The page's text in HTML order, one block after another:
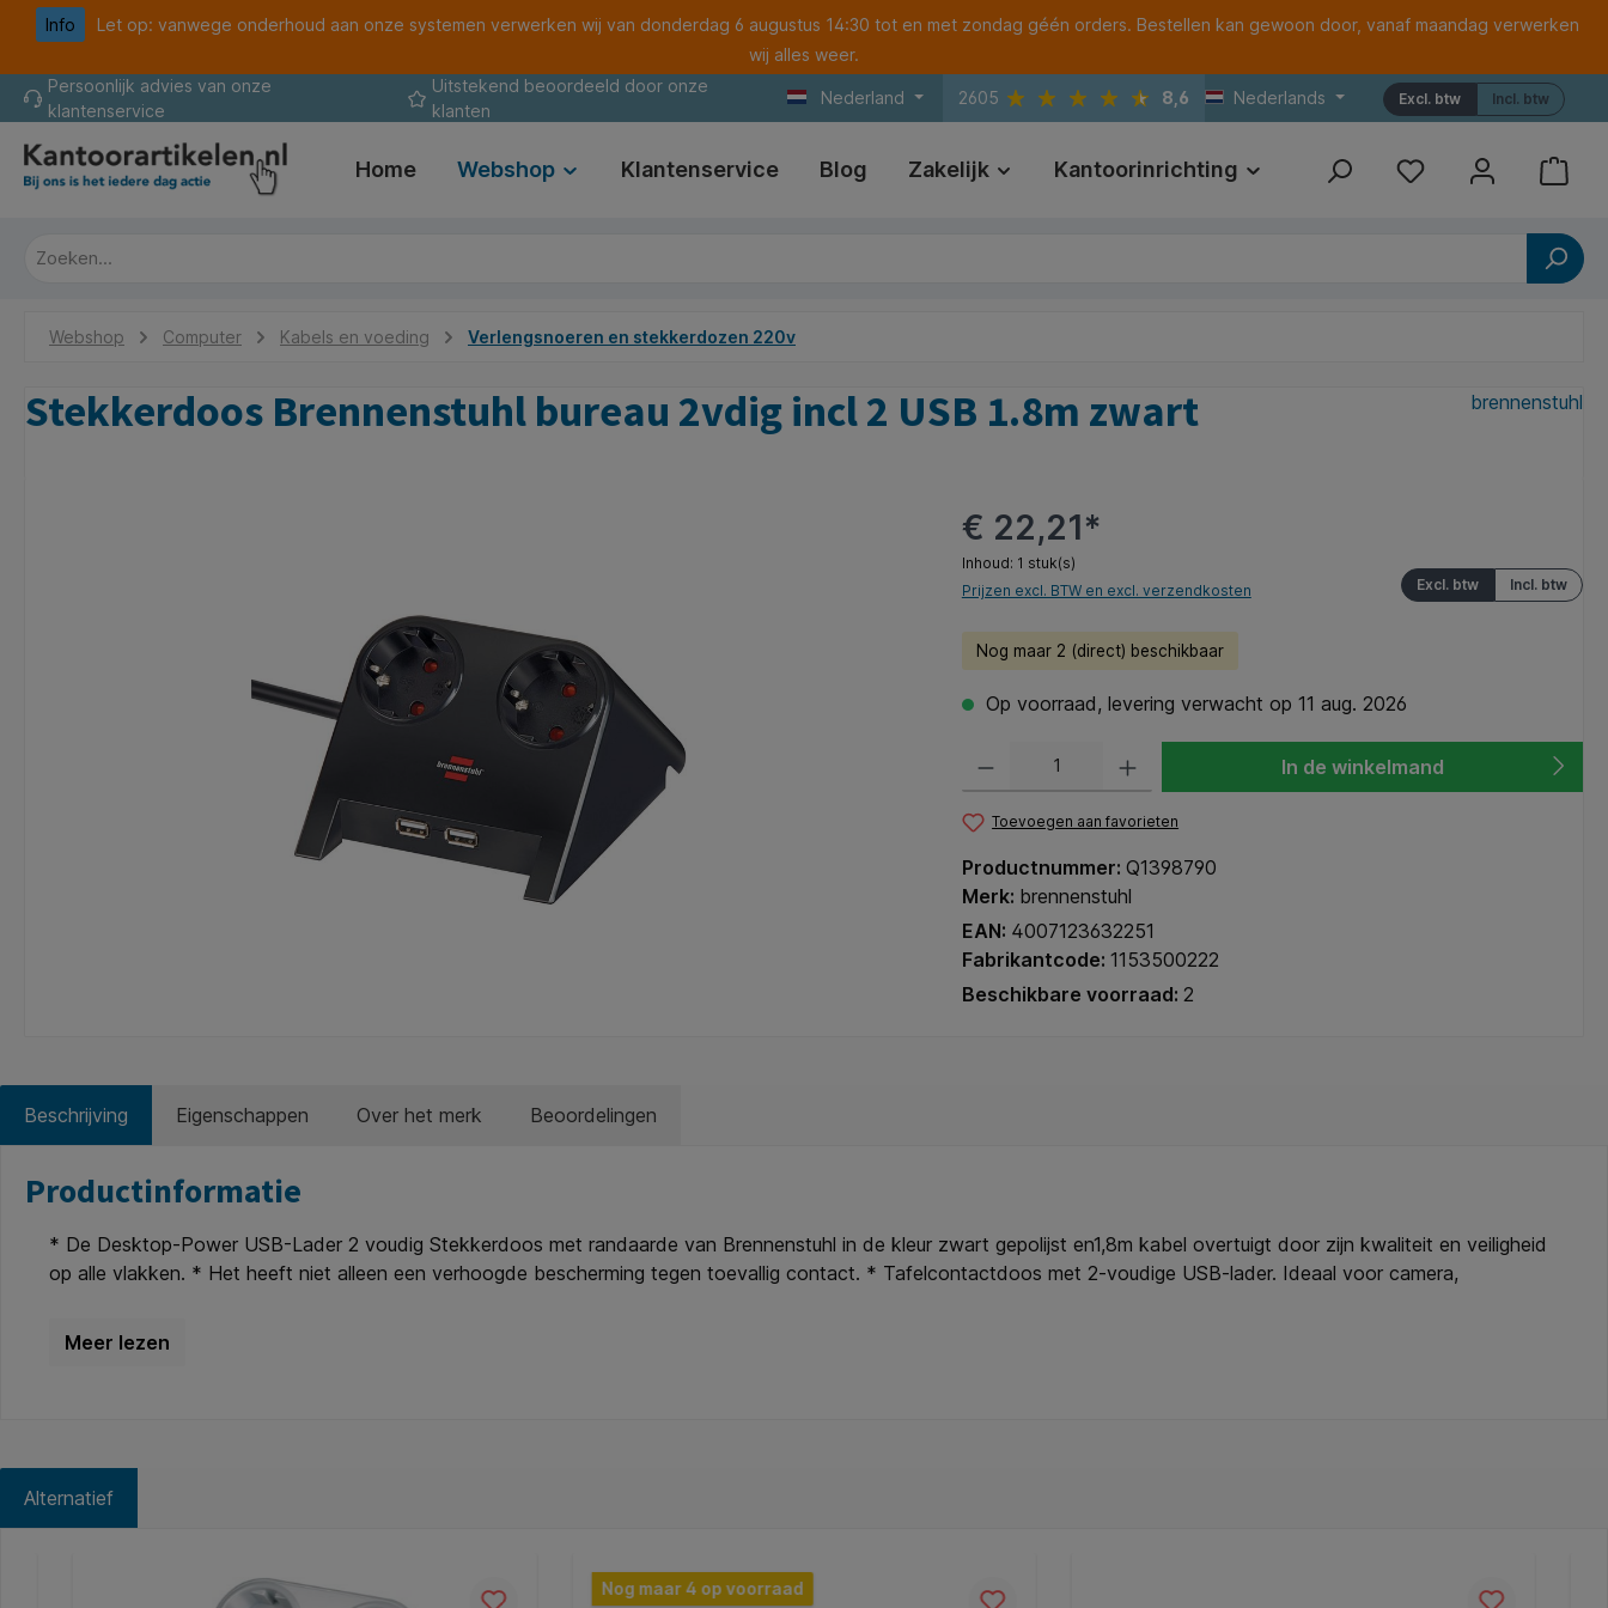
Ga naar de hoofdnavigatie
Info
Let op: vanwege onderhoud aan onze systemen verwerken wij van donderdag 6 augustus 14:30 tot en met zondag géén orders. Bestellen kan gewoon door, vanaf maandag verwerken
wij alles weer.
Persoonlijk advies van onze
klantenservice
Uitstekend beoordeeld door onze
klanten
Nederland 2605 8,6 Nederlands Incl. btw
Excl. btw
Home Webshop Klantenservice Blog Zakelijk Kantoorinrichting Print Referenties
Webshop Computer Kabels en voeding Verlengsnoeren en stekkerdozen 220v
Stekkerdoos Brennenstuhl bureau 2vdig incl 2 USB 1.8m zwart brennenstuhl
€ 22,21*
Inhoud: 1 stuk(s)
Incl. btw
Excl. btw
Prijzen excl. BTW en excl. verzendkosten
Nog maar 2 (direct) beschikbaar
Op voorraad, levering verwacht op 11 aug. 2026
In de winkelmand
Toevoegen aan favorieten
Productnummer: Q1398790
Merk: brennenstuhl
EAN: 4007123632251
Fabrikantcode: 1153500222
Beschikbare voorraad: 2
Beschrijving Eigenschappen Over het merk Beoordelingen
Productinformatie
* De Desktop-Power USB-Lader 2 voudig Stekkerdoos met randaarde van Brennenstuhl in de kleur zwart gepolijst en1,8m kabel overtuigt door zijn kwaliteit en veiligheid
op alle vlakken. * Het heeft niet alleen een verhoogde bescherming tegen toevallig contact. * Tafelcontactdoos met 2-voudige USB-lader. Ideaal voor camera,
Aansluitsysteem.
Alternatief
Nog maar 4 op voorraad